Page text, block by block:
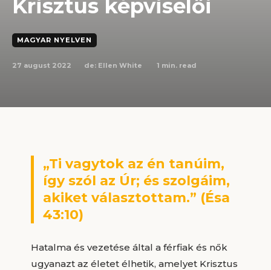
Krisztus képviselői
MAGYAR NYELVEN
27 august 2022 de: Ellen White 1 min. read
„Ti vagytok az én tanúim,
így szól az Úr; és szolgáim,
akiket választottam.” (Ésa
43:10)
Hatalma és vezetése által a férfiak és nők
ugyanazt az életet élhetik, amelyet Krisztus